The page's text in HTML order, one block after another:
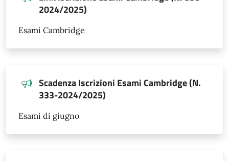
2024/2025)
Esami Cambridge
Scadenza Iscrizioni Esami Cambridge (N.
333-2024/2025)
Esami di giugno